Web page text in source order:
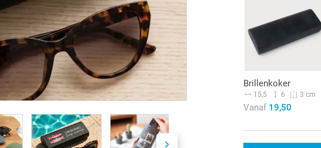
Brillenkoker
15,5 6 3 cm
Vanaf 19,50